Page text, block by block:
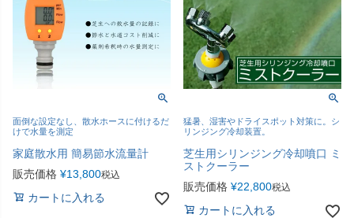
面倒な設定なし、散水ホースに付けるだ
けで水量を測定
家庭散水用 簡易節水流量計
販売価格 ¥13,800税込
カートに入れる
猛暑、湿害やドライスポット対策に。シ
リンジング冷却装置。
芝生用シリンジング冷却噴口 ミ
ストクーラー
販売価格 ¥22,800税込
カートに入れる